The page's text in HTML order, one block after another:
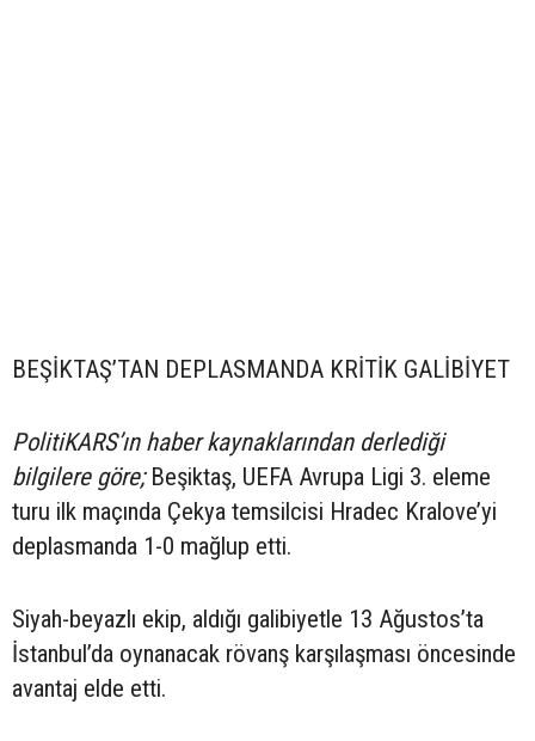
BEŞİKTAŞ’TAN DEPLASMANDA KRİTİK GALİBİYET
PolitiKARS’ın haber kaynaklarından derlediği
bilgilere göre;Beşiktaş, UEFA Avrupa Ligi 3. eleme
turu ilk maçında Çekya temsilcisi Hradec Kralove’yi
deplasmanda 1-0 mağlup etti.
Siyah-beyazlı ekip, aldığı galibiyetle 13 Ağustos’ta
İstanbul’da oynanacak rövanş karşılaşması öncesinde
avantaj elde etti.